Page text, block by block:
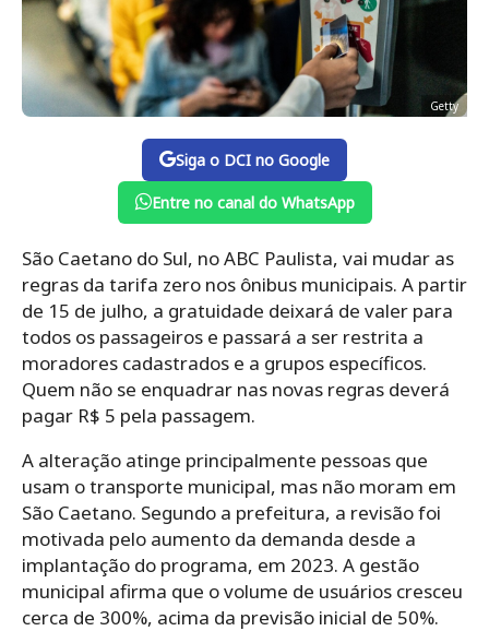
Getty
Siga o DCI no Google
Entre no canal do WhatsApp
São Caetano do Sul, no ABC Paulista, vai mudar as
regras da tarifa zero nos ônibus municipais. A partir
de 15 de julho, a gratuidade deixará de valer para
todos os passageiros e passará a ser restrita a
moradores cadastrados e a grupos específicos.
Quem não se enquadrar nas novas regras deverá
pagar R$ 5 pela passagem.
A alteração atinge principalmente pessoas que
usam o transporte municipal, mas não moram em
São Caetano. Segundo a prefeitura, a revisão foi
motivada pelo aumento da demanda desde a
implantação do programa, em 2023. A gestão
municipal afirma que o volume de usuários cresceu
cerca de 300%, acima da previsão inicial de 50%.